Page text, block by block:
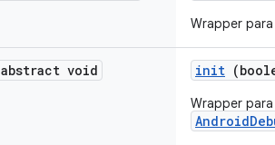
Wrapper para
abstract void init
Wrapper para